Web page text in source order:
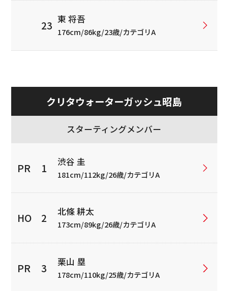
東 将吾
176cm/86kg/23歳/カテゴリA
クリタウォーターガッシュ昭島
スターティングメンバー
渋谷 圭
181cm/112kg/26歳/カテゴリA
北條 耕太
173cm/89kg/26歳/カテゴリA
栗山 塁
178cm/110kg/25歳/カテゴリA